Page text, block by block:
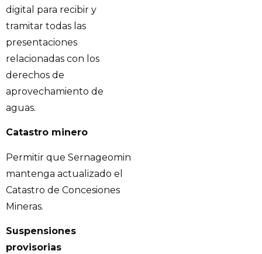
digital para recibir y
tramitar todas las
presentaciones
relacionadas con los
derechos de
aprovechamiento de
aguas.
Catastro minero
Permitir que Sernageomin
mantenga actualizado el
Catastro de Concesiones
Mineras.
Suspensiones
provisorias